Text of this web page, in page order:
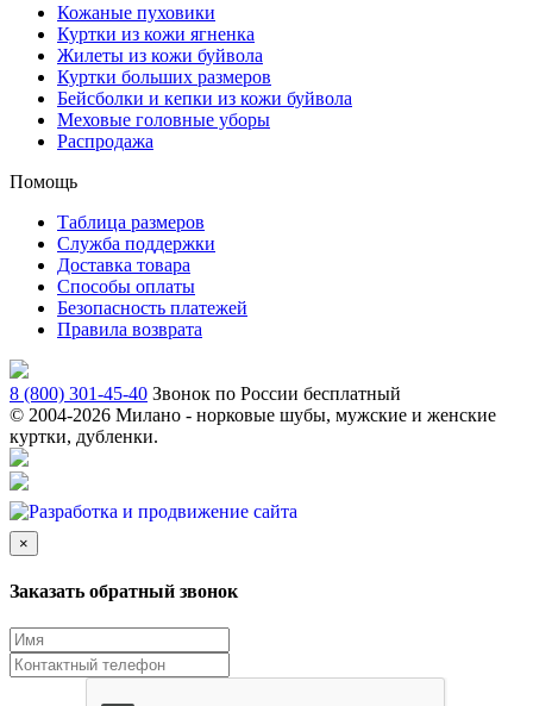
Кожаные пуховики
Куртки из кожи ягненка
Жилеты из кожи буйвола
Куртки больших размеров
Бейсболки и кепки из кожи буйвола
Меховые головные уборы
Распродажа
Помощь
Таблица размеров
Служба поддержки
Доставка товара
Способы оплаты
Безопасность платежей
Правила возврата
8 (800) 301-45-40 Звонок по России бесплатный
© 2004-2026 Милано - норковые шубы, мужские и женские
куртки, дубленки.
×
Заказать обратный звонок